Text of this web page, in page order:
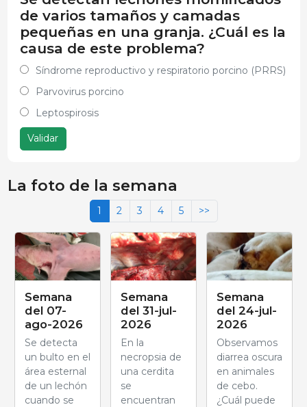
de varios tamaños y camadas
pequeñas en una granja. ¿Cuál es la
causa de este problema?
Síndrome reproductivo y respiratorio porcino (PRRS)
Parvovirus porcino
Leptospirosis
Validar
La foto de la semana
1 2 3 4 5 >>
Semana
del 07-
ago-2026
Se detecta
un bulto en el
área esternal
de un lechón
cuando se
Semana
del 31-jul-
2026
En la
necropsia de
una cerdita
se
encuentran
Semana
del 24-jul-
2026
Observamos
diarrea oscura
en animales
de cebo.
¿Cuál puede